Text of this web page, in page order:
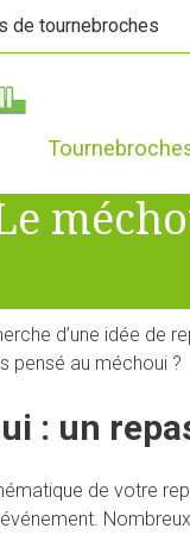
de tournebroches
d’une idée de
pensé au méchoui ?
: un
de votre